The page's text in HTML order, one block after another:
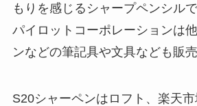
もりを感じるシャープペンシル
パイロットコーポレーションは
ンなどの筆記具や文具なども販
S20シャーペンはロフト、楽天